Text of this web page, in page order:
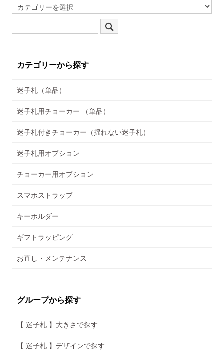
カテゴリーから探す
迷子札（単品）
迷子札用チョーカー （単品）
迷子札付きチョーカー（揺れない迷子札）
迷子札用オプション
チョーカー用オプション
スマホストラップ
キーホルダー
ギフトラッピング
お直し・メンテナンス
グループから探す
【 迷子札 】大きさで探す
【 迷子札 】デザインで探す